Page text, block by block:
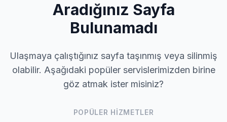
Aradığınız Sayfa
Bulunamadı
Ulaşmaya çalıştığınız sayfa taşınmış veya silinmiş
olabilir. Aşağıdaki popüler servislerimizden birine
göz atmak ister misiniz?
POPÜLER HIZMETLER